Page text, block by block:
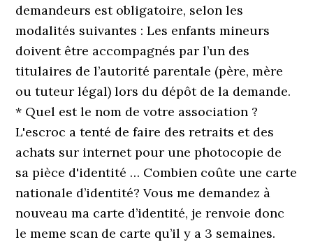
demandeurs est obligatoire, selon les
modalités suivantes : Les enfants mineurs
doivent être accompagnés par l’un des
titulaires de l’autorité parentale (père, mère
ou tuteur légal) lors du dépôt de la demande.
* Quel est le nom de votre association ?
L'escroc a tenté de faire des retraits et des
achats sur internet pour une photocopie de
sa pièce d'identité … Combien coûte une carte
nationale d’identité? Vous me demandez à
nouveau ma carte d’identité, je renvoie donc
le meme scan de carte qu’il y a 3 semaines.